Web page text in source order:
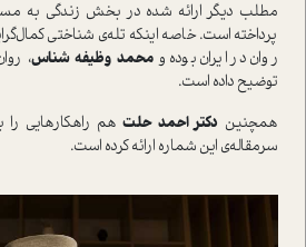
مطلب ديگر ارائه شده در بخش زندگي به
پرداخته است. خاصه اينکه تله‌ي ‌شناختي
روان در ايران بوده ومحمد وظيفه شناس،
توضيح داده است.
همچنين دکتر احمد حلتهم راهکارهايي را
سرمقاله‌ي اين شماره ارائه کرده است.